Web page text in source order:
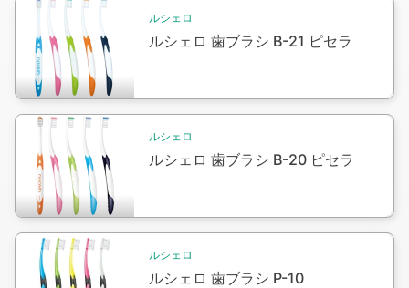
Packshot
ルシェロ
ルシェロ 歯ブラシ B-21 ピセラ
Packshot
ルシェロ
ルシェロ 歯ブラシ B-20 ピセラ
Packshot
ルシェロ
ルシェロ 歯ブラシ P-10